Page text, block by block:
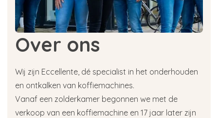
Over ons
Wij zijn Eccellente, dé specialist in het onderhouden
en ontkalken van koffiemachines.
Vanaf een zolderkamer begonnen we met de
verkoop van een koffiemachine en 17 jaar later zijn